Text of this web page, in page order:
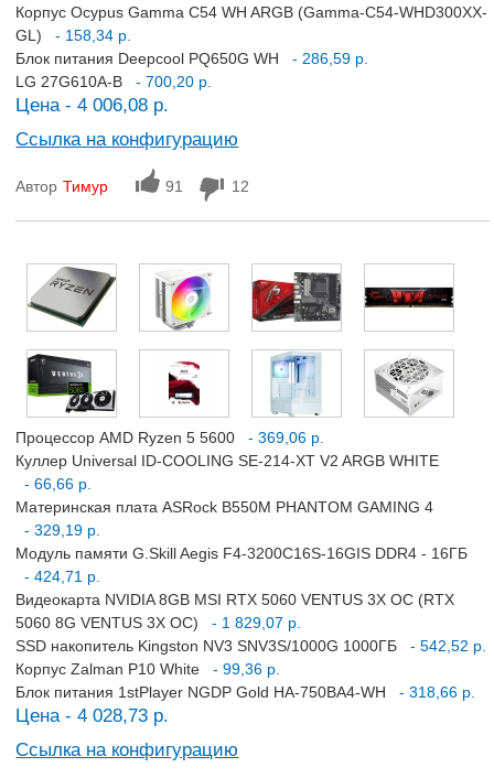
Корпус Ocypus Gamma C54 WH ARGB (Gamma-C54-WHD300XX-
GL)
- 158,34 р.
Блок питания Deepcool PQ650G WH
- 286,59 р.
LG 27G610A-B
- 700,20 р.
Цена - 4 006,08 р.
Ссылка на конфигурацию
Автор Тимур 91 12
Процессор AMD Ryzen 5 5600
- 369,06 р.
Куллер Universal ID-COOLING SE-214-XT V2 ARGB WHITE
- 66,66 р.
Материнская плата ASRock B550M PHANTOM GAMING 4
- 329,19 р.
Модуль памяти G.Skill Aegis F4-3200C16S-16GIS DDR4 - 16ГБ
- 424,71 р.
Видеокарта NVIDIA 8GB MSI RTX 5060 VENTUS 3X OC (RTX
5060 8G VENTUS 3X OC)
- 1 829,07 р.
SSD накопитель Kingston NV3 SNV3S/1000G 1000ГБ
- 542,52 р.
Корпус Zalman P10 White
- 99,36 р.
Блок питания 1stPlayer NGDP Gold HA-750BA4-WH
- 318,66 р.
Цена - 4 028,73 р.
Ссылка на конфигурацию